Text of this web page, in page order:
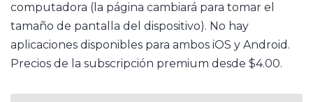
computadora (la página cambiará para tomar el
tamaño de pantalla del dispositivo). No hay
aplicaciones disponibles para ambos iOS y Android.
Precios de la subscripción premium desde $4.00.